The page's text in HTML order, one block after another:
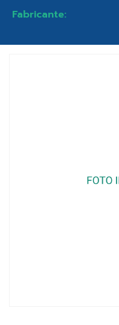
Fabricante: